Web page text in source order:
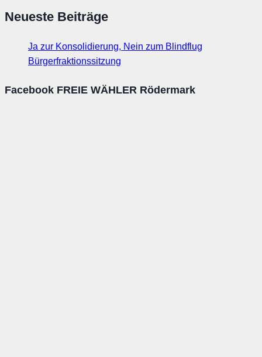
Neueste Beiträge
Ja zur Konsolidierung, Nein zum Blindflug
Bürgerfraktionssitzung
Facebook FREIE WÄHLER Rödermark